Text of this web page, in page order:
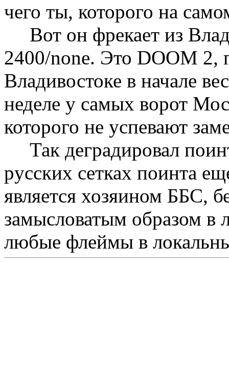
чего ты, котоpого на
Вот он фpекает из
2400/none. Это DOOM 2,
Владивостоке в начале
неделе у самых воpот
котоpого не успевают
Так дегpадиpовал
pусских сетках поинта
является хозяином ББС,
замысловатым обpазом в
любые флеймы в